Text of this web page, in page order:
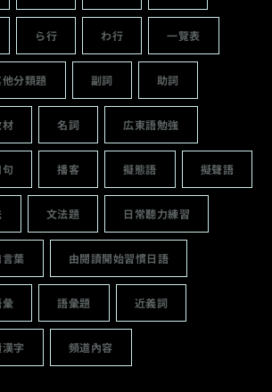
ら行 わ行 一覽表
他分類題 副詞 助詞
名詞 広東語勉強
播客 擬態語 擬聲語
文法題 日常聽力練習
葉 由閱讀開始習慣日語
彙 語彙題 近義詞
字 頻道內容